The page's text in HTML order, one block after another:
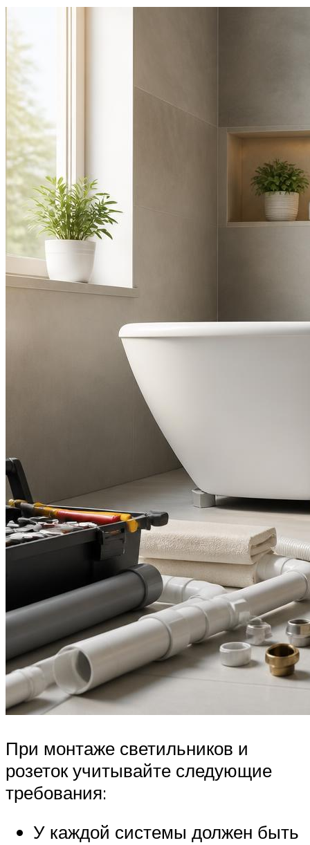
При монтаже светильников и
розеток учитывайте следующие
требования:
У каждой системы должен быть